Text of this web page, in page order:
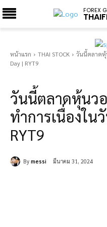
FOREX
หน้าแรก THAI STOCK
วันนี้ตลาดหุ้
Day | RYT9
วันนี้ตลาดหุ้นว
ทำการเนื่องใน
RYT9
By messi มีนาคม 31, 2024